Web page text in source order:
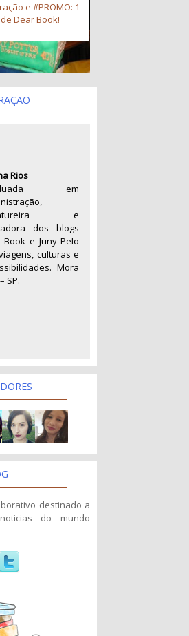
e #PROMO: 1
Dear Book!
Rios
em
e
dos blogs
Book e Juny Pelo
culturas e
Mora
SP.
destinado a
do mundo